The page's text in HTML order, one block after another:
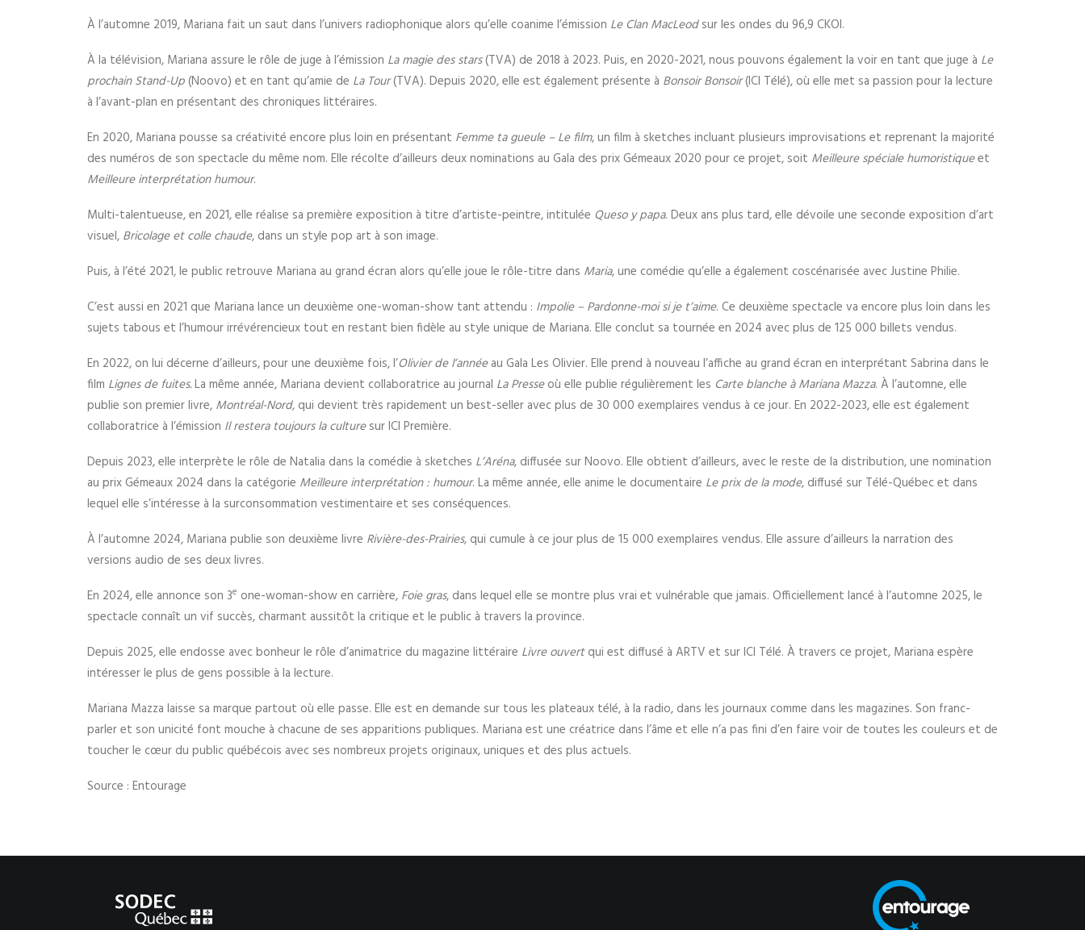
À l’automne 2019, Mariana fait un saut dans l’univers radiophonique alors qu’elle coanime l’émission Le Clan MacLeodsur les ondes du 96,9 CKOI.
À la télévision, Mariana assure le rôle de juge à l’émission La magie des stars(TVA) de 2018 à 2023. Puis, en 2020-2021, nous pouvons également la voir en tant que juge à Le
prochain Stand-Up (Noovo) et en tant qu’amie de La Tour(TVA). Depuis 2020, elle est également présente à Bonsoir Bonsoir(ICI Télé), où elle met sa passion pour la lecture
à l’avant-plan en présentant des chroniques littéraires.
En 2020, Mariana pousse sa créativité encore plus loin en présentant Femme ta gueule – Le film, un film à sketches incluant plusieurs improvisations et reprenant la majorité
des numéros de son spectacle du même nom. Elle récolte d’ailleurs deux nominations au Gala des prix Gémeaux 2020 pour ce projet, soit Meilleure spéciale humoristiqueet
Meilleure interprétation humour.
Multi-talentueuse, en 2021, elle réalise sa première exposition à titre d’artiste-peintre, intitulée Queso y papa. Deux ans plus tard, elle dévoile une seconde exposition d’art
visuel, Bricolage et colle chaude, dans un style pop art à son image.
Puis, à l’été 2021, le public retrouve Mariana au grand écran alors qu’elle joue le rôle-titre dans Maria, une comédie qu’elle a également coscénarisée avec Justine Philie.
C’est aussi en 2021 que Mariana lance un deuxième one-woman-show tant attendu : Impolie – Pardonne-moi si je t’aime. Ce deuxième spectacle va encore plus loin dans les
sujets tabous et l’humour irrévérencieux tout en restant bien fidèle au style unique de Mariana. Elle conclut sa tournée en 2024 avec plus de 125 000 billets vendus.
En 2022, on lui décerne d’ailleurs, pour une deuxième fois, l’Olivier de l’annéeau Gala Les Olivier. Elle prend à nouveau l’affiche au grand écran en interprétant Sabrina dans le
film Lignes de fuites.La même année, Mariana devient collaboratrice au journal La Presseoù elle publie régulièrement les Carte blanche à Mariana Mazza. À l’automne, elle
publie son premier livre, Montréal-Nord, qui devient très rapidement un best-seller avec plus de 30 000 exemplaires vendus à ce jour. En 2022-2023, elle est également
collaboratrice à l’émission Il restera toujours la culturesur ICI Première.
Depuis 2023, elle interprète le rôle de Natalia dans la comédie à sketches L’Aréna, diffusée sur Noovo. Elle obtient d’ailleurs, avec le reste de la distribution, une nomination
au prix Gémeaux 2024 dans la catégorie Meilleure interprétation : humour. La même année, elle anime le documentaire Le prix de la mode, diffusé sur Télé-Québec et dans
lequel elle s’intéresse à la surconsommation vestimentaire et ses conséquences.
À l’automne 2024, Mariana publie son deuxième livre Rivière-des-Prairies, qui cumule à ce jour plus de 15 000 exemplaires vendus. Elle assure d’ailleurs la narration des
versions audio de ses deux livres.
En 2024, elle annonce son 3e one-woman-show en carrière, Foie gras, dans lequel elle se montre plus vrai et vulnérable que jamais. Officiellement lancé à l’automne 2025, le
spectacle connaît un vif succès, charmant aussitôt la critique et le public à travers la province.
Depuis 2025, elle endosse avec bonheur le rôle d’animatrice du magazine littéraire Livre ouvertqui est diffusé à ARTV et sur ICI Télé. À travers ce projet, Mariana espère
intéresser le plus de gens possible à la lecture.
Mariana Mazza laisse sa marque partout où elle passe. Elle est en demande sur tous les plateaux télé, à la radio, dans les journaux comme dans les magazines. Son franc-
parler et son unicité font mouche à chacune de ses apparitions publiques. Mariana est une créatrice dans l’âme et elle n’a pas fini d’en faire voir de toutes les couleurs et de
toucher le cœur du public québécois avec ses nombreux projets originaux, uniques et des plus actuels.
Source : Entourage